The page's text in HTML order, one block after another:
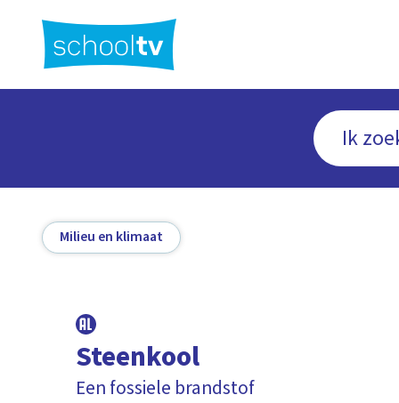
hoofdinhoud
Milieu en klimaat
Steenkool
Een fossiele brandstof